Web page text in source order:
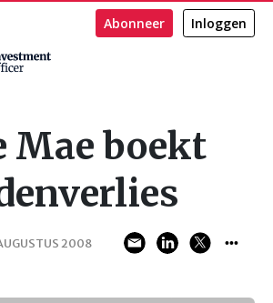
Abonneer Inloggen
Mae boekt
2008